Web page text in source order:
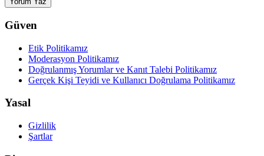
Güven
Etik Politikamız
Moderasyon Politikamız
Doğrulanmış Yorumlar ve Kanıt Talebi Politikamız
Gerçek Kişi Teyidi ve Kullanıcı Doğrulama Politikamız
Yasal
Gizlilik
Şartlar